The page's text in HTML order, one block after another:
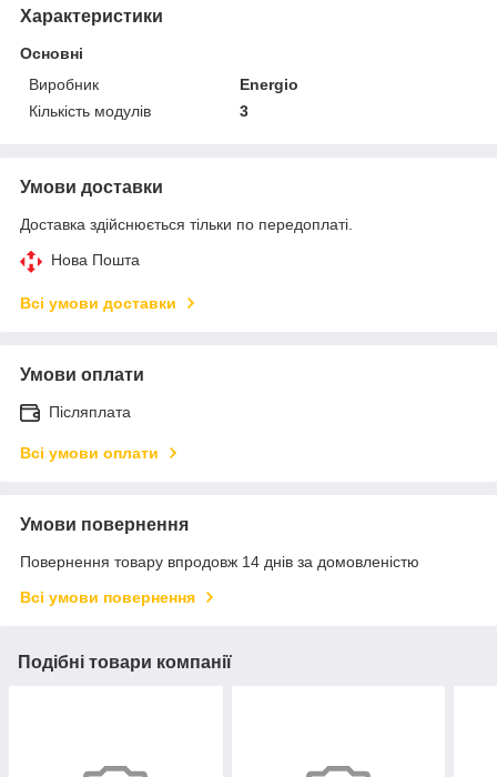
Характеристики
Основні
Виробник
Energio
Кількість модулів
3
Умови доставки
Доставка здійснюється тільки по передоплаті.
Нова Пошта
Всі умови доставки
Умови оплати
Післяплата
Всі умови оплати
Умови повернення
Повернення товару впродовж 14 днів за домовленістю
Всі умови повернення
Подібні товари компанії